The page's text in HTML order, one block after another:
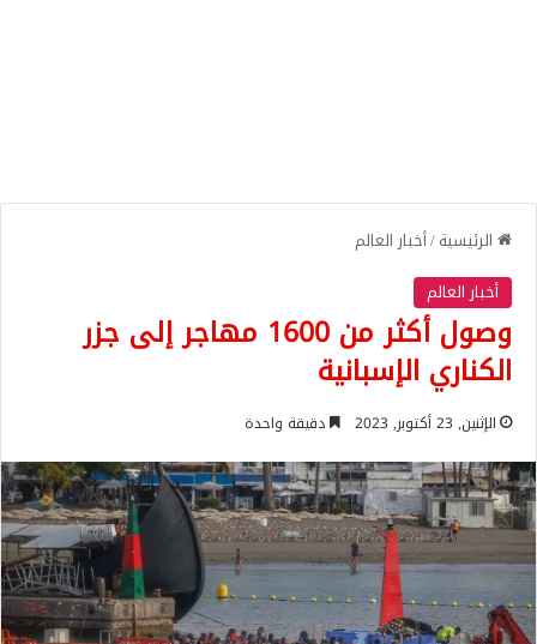
الرئيسية/أخبار العالم
أخبار العالم
وصول أكثر من 1600 مهاجر إلى جزر
الكناري الإسبانية
الإثنين, 23 أكتوبر, 2023 دقيقة واحدة